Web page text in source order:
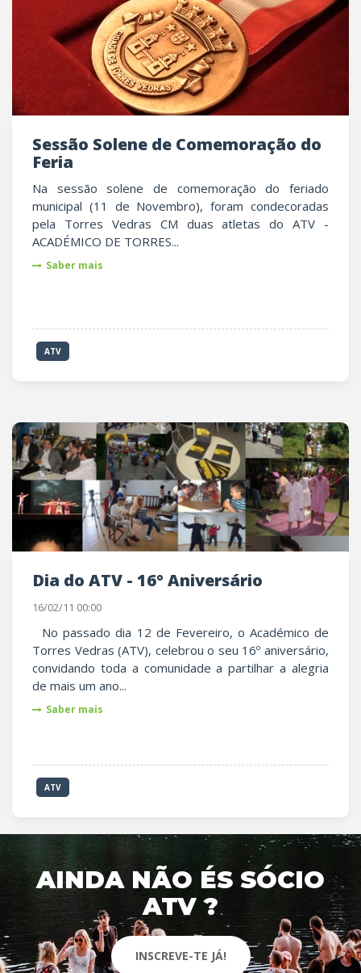
Sessão Solene de Comemoração do
Feria
Na sessão solene de comemoração do feriado
municipal (11 de Novembro), foram condecoradas
pela Torres Vedras CM duas atletas do ATV -
ACADÉMICO DE TORRES...
Saber mais
ATV
Dia do ATV - 16º Aniversário
16/02/11 00:00
No passado dia 12 de Fevereiro, o Académico de
Torres Vedras (ATV), celebrou o seu 16º aniversário,
convidando toda a comunidade a partilhar a alegria
de mais um ano...
Saber mais
ATV
AINDA NÃO ÉS SÓCIO
ATV ?
INSCREVE-TE JÁ!